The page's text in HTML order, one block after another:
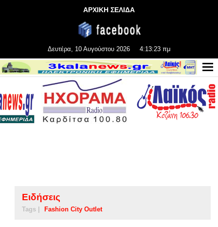
ΑΡΧΙΚΗ ΣΕΛΙΔΑ
Δευτέρα, 10 Αυγούστου 2026 4:13:24 πμ
Ειδήσεις
Tags | Fashion City Outlet